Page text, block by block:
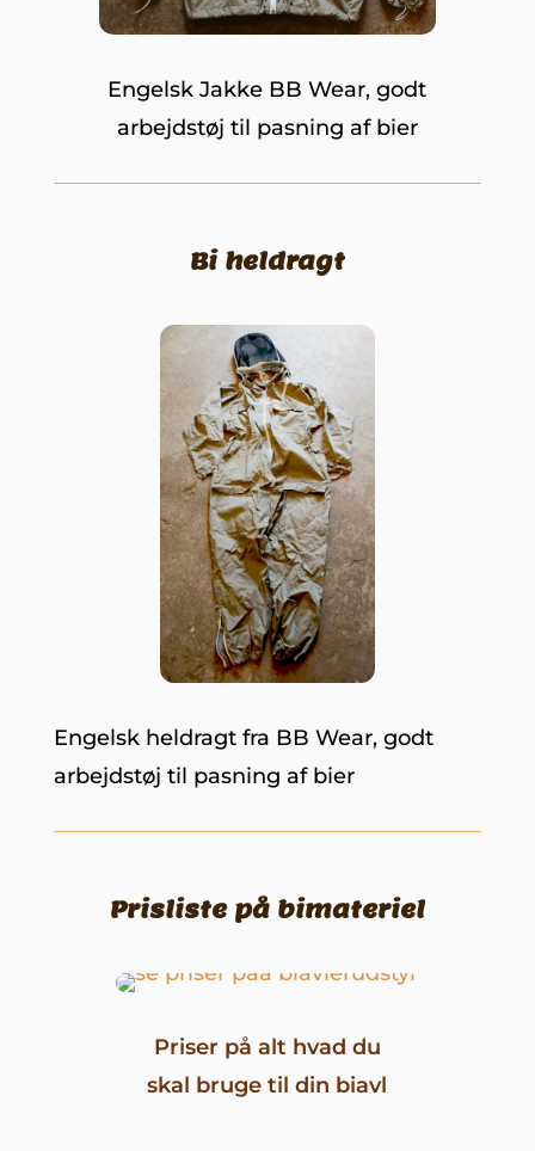
Engelsk Jakke BB Wear, godt
arbejdstøj til pasning af bier
Bi heldragt
Engelsk heldragt fra BB Wear, godt
arbejdstøj til pasning af bier
Prisliste på bimateriel
Priser på alt hvad du
skal bruge til din biavl